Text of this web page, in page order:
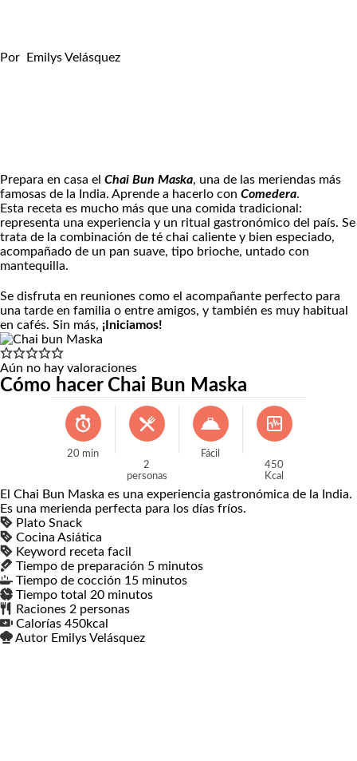
Por Emilys Velásquez
Prepara en casa el Chai Bun Maska, una de las meriendas más
famosas de la India. Aprende a hacerlo con Comedera.
Esta receta es mucho más que una comida tradicional:
representa una experiencia y un ritual gastronómico del país. Se
trata de la combinación de té chai caliente y bien especiado,
acompañado de un pan suave, tipo brioche, untado con
mantequilla.
Se disfruta en reuniones como el acompañante perfecto para
una tarde en familia o entre amigos, y también es muy habitual
en cafés. Sin más, ¡Iniciamos!
Aún no hay valoraciones
Cómo hacer Chai Bun Maska
20 min
2
personas
Fácil
450
Kcal
El Chai Bun Maska es una experiencia gastronómica de la India.
Es una merienda perfecta para los días fríos.
Plato Snack
Cocina Asiática
Keyword receta facil
Tiempo de preparación 5 minutos
minutos
Tiempo de cocción 15 minutos
minutos
Tiempo total 20 minutos
minutos
Raciones 2 personas
Calorías 450kcal
Autor Emilys Velásquez